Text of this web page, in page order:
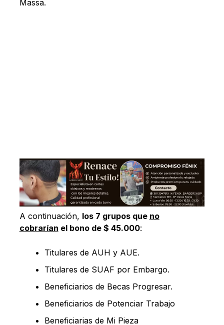
Massa.
A continuación, los 7 grupos que no
cobrarían el bono de $ 45.000:
Titulares de AUH y AUE.
Titulares de SUAF por Embargo.
Beneficiarios de Becas Progresar.
Beneficiarios de Potenciar Trabajo
Beneficiarias de Mi Pieza